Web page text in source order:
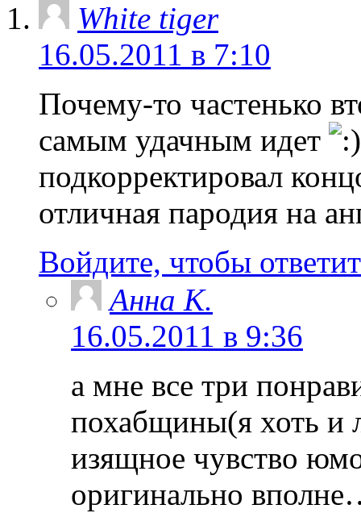
White tiger
16.05.2011 в 7:10
Почему-то частенько
самым удачным идет
подкорректировал
отличная пародия на
Войдите, чтобы
Анна K.
16.05.2011 в 9:36
а мне все три
похабщины(я хоть
изящное чувство
оригинально